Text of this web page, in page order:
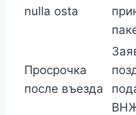
nulla osta
Просрочка
после въезда